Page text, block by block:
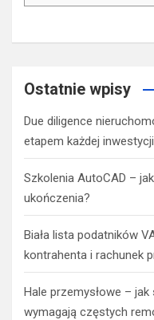
Ostatnie wpisy
Due diligence
etapem każdej
Szkolenia AutoCAD –
ukończenia?
Biała lista podatników
kontrahenta i rachunek
Hale przemysłowe –
wymagają częstych